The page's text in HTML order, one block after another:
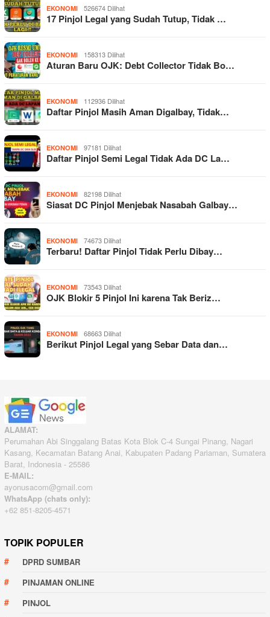
EKONOMI 526674 Dilihat
17 Pinjol Legal yang Sudah Tutup, Tidak …
EKONOMI 158313 Dilihat
Aturan Baru OJK: Debt Collector Tidak Bo…
EKONOMI 112936 Dilihat
Daftar Pinjol Masih Aman Digalbay, Tidak…
EKONOMI 97181 Dilihat
Daftar Pinjol Semi Legal Tidak Ada DC La…
EKONOMI 82198 Dilihat
Siasat DC Pinjol Menjebak Nasabah Galbay…
EKONOMI 74673 Dilihat
Terbaru! Daftar Pinjol Tidak Perlu Dibay…
EKONOMI 73543 Dilihat
OJK Blokir 5 Pinjol Ini karena Tak Beriz…
EKONOMI 68663 Dilihat
Berikut Pinjol Legal yang Sebar Data dan…
ALAMAT:
Perumahan Abi Singgalang Batas Kota Blok C-4 Sungai Pinang, Nagari
Kasang, Kecamatan Batang Anai, Kabupaten Padang Pariaman, Sumatera
Barat, Indonesia - 25586
E-MAIL:
ayonusacom@gmail.com
WhatsApp (chats only):
+62 851-8205-4571
TOPIK POPULER
DPRD SUMBAR
PINJAMAN ONLINE
PINJOL